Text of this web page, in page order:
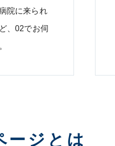
院に来られ
、02でお伺
ージとは